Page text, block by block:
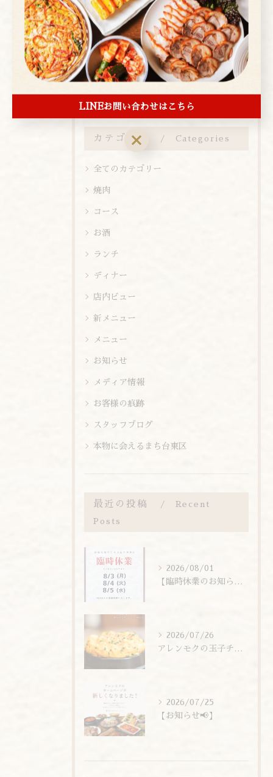
お知らせ
< 前のページ 一覧に戻る 次のページ >
カテゴリー Categories
全てのカテゴリー
焼肉
コース
お酒
ランチ
ディナー
店内ビュー
新メニュー
メニュー
お知らせ
メディア情報
お客様の痕跡
スタッフブログ
本物に会えるまち台東区
最近の投稿 Recent
Posts
2026/08/01
【臨時休業のお知らせ】
2026/07/26
アレンモクの玉子チムは、玉子を惜しまず6個分使用しています！
2026/07/25
【お知らせ📢】
LINEお問い合わせはこちら